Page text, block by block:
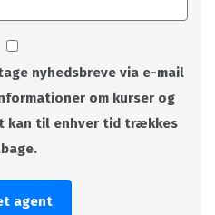
nyhedsbreve via e-mail
om kurser og
kan til enhver tid trækkes
agent